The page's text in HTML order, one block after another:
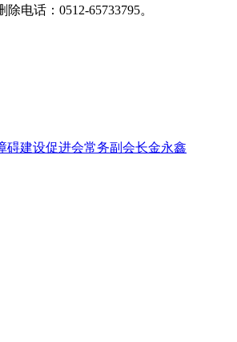
电话：0512-65733795。
碍建设促进会常务副会长金永鑫